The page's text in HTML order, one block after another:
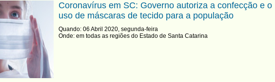
Coronavírus em SC: Governo autoriza a confecção e o
uso de máscaras de tecido para a população
Quando: 06 Abril 2020, segunda-feira
Onde: em todas as regiões do Estado de Santa Catarina